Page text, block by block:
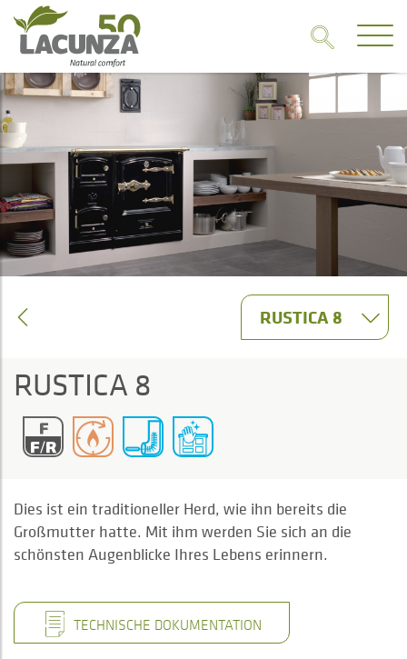
RUSTICA 8
RUSTICA 8
Dies ist ein traditioneller Herd, wie ihn bereits die
Großmutter hatte. Mit ihm werden Sie sich an die
schönsten Augenblicke Ihres Lebens erinnern.
TECHNISCHE DOKUMENTATION